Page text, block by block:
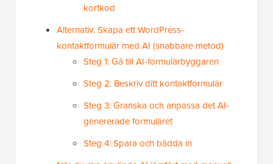
kortkod
Alternativ: Skapa ett WordPress-
kontaktformulär med AI (snabbare metod)
Steg 1: Gå till AI-formulärbyggaren
Steg 2: Beskriv ditt kontaktformulär
Steg 3: Granska och anpassa det AI-
genererade formuläret
Steg 4: Spara och bädda in